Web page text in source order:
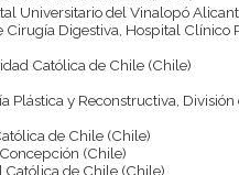
Universitario del Vinalopó
Cirugía Digestiva, Hospital Clínico
Católica de Chile (Chile)
Plástica y Reconstructiva,
de Chile (Chile)
(Chile)
Católica de Chile (Chile)